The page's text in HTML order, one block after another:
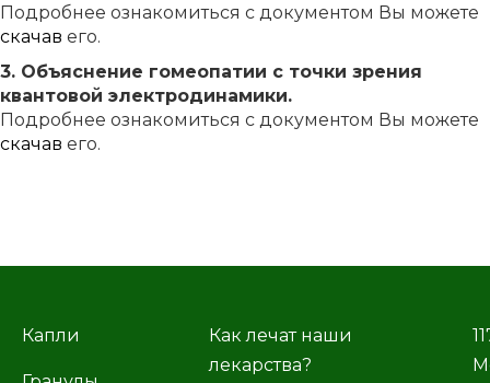
Подробнее ознакомиться с документом Вы можете
скачав его.
3. Объяснение гомеопатии с точки зрения
квантовой электродинамики.
Подробнее ознакомиться с документом Вы можете
скачав его.
Капли
Как лечат наши
лекарства?